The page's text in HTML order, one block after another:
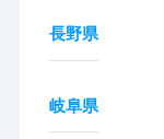
長野県
岐阜県